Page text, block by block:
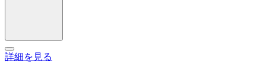
詳細を見る